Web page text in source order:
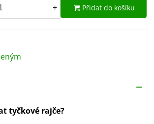
+ Přidat do košíku
tyčkové rajče?